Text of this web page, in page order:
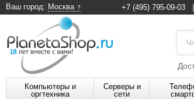
Ваш город: Москва +7 (495) 795-09-03
Компьютеры и
оргтехника
Серверы и
сети